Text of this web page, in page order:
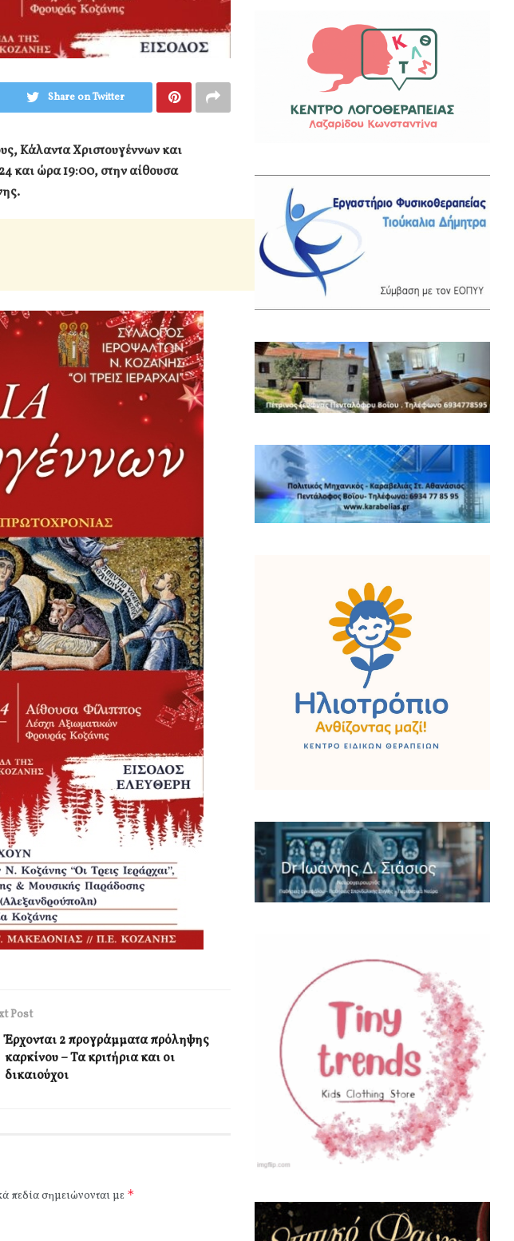
Share on Twitter
Κάλαντα Χριστουγέννων και
και ώρα 19:00, στην αίθουσα
Post
Έρχονται 2 προγράμματα πρόληψης
καρκίνου – Τα κριτήρια και οι
δικαιούχοι
πεδία σημειώνονται με *